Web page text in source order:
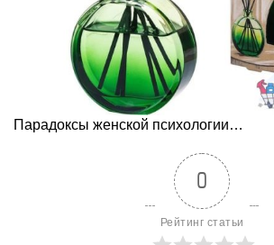
Парадоксы женской психологии…
0
Рейтинг статьи